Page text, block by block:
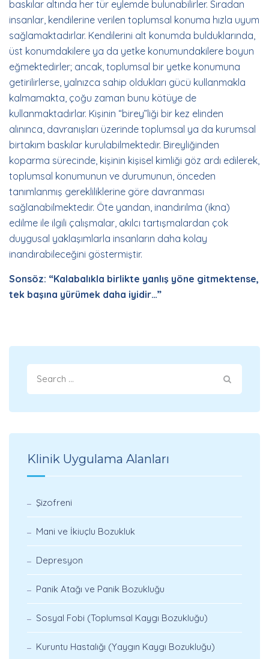
baskılar altında her tür eylemde bulunabilirler. Sıradan
insanlar, kendilerine verilen toplumsal konuma hızla uyum
sağlamaktadırlar. Kendilerini alt konumda bulduklarında,
üst konumdakilere ya da yetke konumundakilere boyun
eğmektedirler; ancak, toplumsal bir yetke konumuna
getirilirlerse, yalnızca sahip oldukları gücü kullanmakla
kalmamakta, çoğu zaman bunu kötüye de
kullanmaktadırlar. Kişinin “birey”liği bir kez elinden
alınınca, davranışları üzerinde toplumsal ya da kurumsal
birtakım baskılar kurulabilmektedir. Bireyliğinden
koparma sürecinde, kişinin kişisel kimliği göz ardı edilerek,
toplumsal konumunun ve durumunun, önceden
tanımlanmış gerekliliklerine göre davranması
sağlanabilmektedir. Öte yandan, inandırılma (ikna)
edilme ile ilgili çalışmalar, akılcı tartışmalardan çok
duygusal yaklaşımlarla insanların daha kolay
inandırabileceğini göstermiştir.
Sonsöz: “Kalabalıkla birlikte yanlış yöne gitmektense,
tek başına yürümek daha iyidir…”
Klinik Uygulama Alanları
Şizofreni
Mani ve İkiuçlu Bozukluk
Depresyon
Panik Atağı ve Panik Bozukluğu
Sosyal Fobi (Toplumsal Kaygı Bozukluğu)
Kuruntu Hastalığı (Yaygın Kaygı Bozukluğu)